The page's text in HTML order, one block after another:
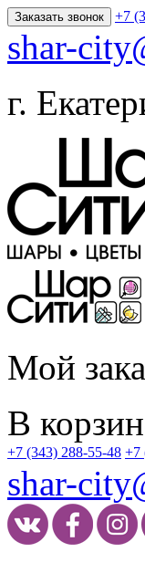
Заказать звонок +7
shar-
г.
Мой
В
+7 (343) 288-55-48 +7
shar-